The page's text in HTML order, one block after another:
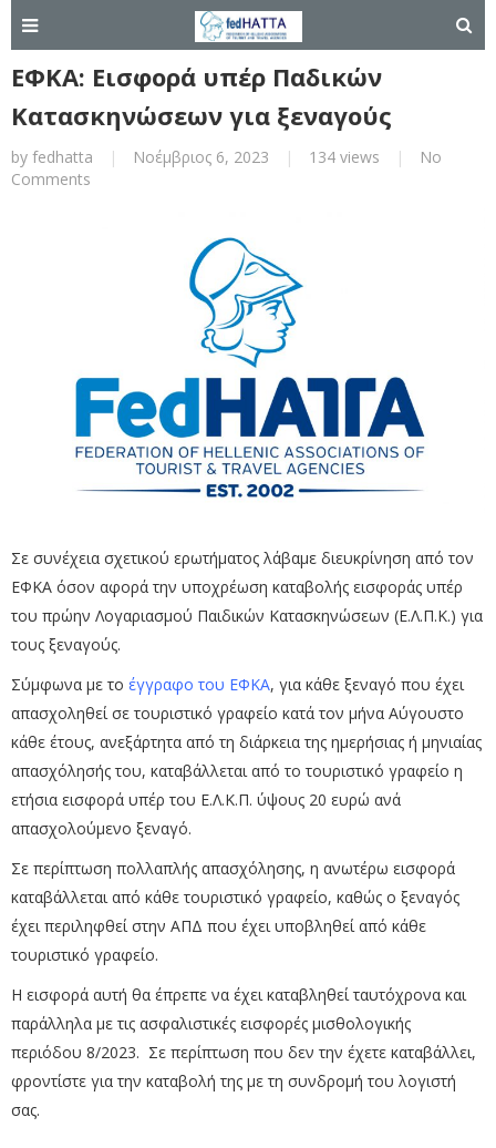
ΕΦΚΑ: Εισφορά υπέρ Παδικών
Κατασκηνώσεων για ξεναγούς
by fedhatta | Νοέμβριος 6, 2023 | 134 views |
No
Comments
Σε συνέχεια σχετικού ερωτήματος λάβαμε διευκρίνηση από τον
ΕΦΚΑ όσον αφορά την υποχρέωση καταβολής εισφοράς υπέρ
του πρώην Λογαριασμού Παιδικών Κατασκηνώσεων (Ε.Λ.Π.Κ.) για
τους ξεναγούς.
Σύμφωνα με το έγγραφο του ΕΦΚΑ, για κάθε ξεναγό που έχει
απασχοληθεί σε τουριστικό γραφείο κατά τον μήνα Αύγουστο
κάθε έτους, ανεξάρτητα από τη διάρκεια της ημερήσιας ή μηνιαίας
απασχόλησής του, καταβάλλεται από το τουριστικό γραφείο η
ετήσια εισφορά υπέρ του Ε.Λ.Κ.Π. ύψους 20 ευρώ ανά
απασχολούμενο ξεναγό.
Σε περίπτωση πολλαπλής απασχόλησης, η ανωτέρω εισφορά
καταβάλλεται από κάθε τουριστικό γραφείο, καθώς ο ξεναγός
έχει περιληφθεί στην ΑΠΔ που έχει υποβληθεί από κάθε
τουριστικό γραφείο.
Η εισφορά αυτή θα έπρεπε να έχει καταβληθεί ταυτόχρονα και
παράλληλα με τις ασφαλιστικές εισφορές μισθολογικής
περιόδου 8/2023. Σε περίπτωση που δεν την έχετε καταβάλλει,
φροντίστε για την καταβολή της με τη συνδρομή του λογιστή
σας.